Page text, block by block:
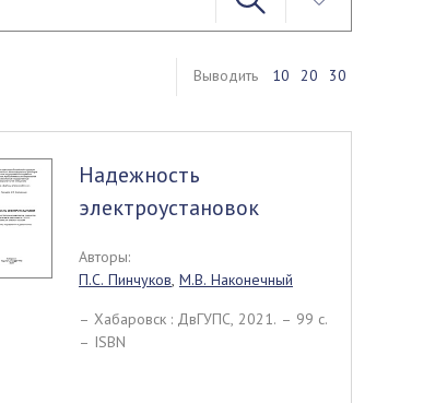
Выводить 10 20 30
Надежность
электроустановок
Авторы:
П.С. Пинчуков, М.В. Наконечный
– Хабаровск : ДвГУПС, 2021. – 99 c.
– ISBN